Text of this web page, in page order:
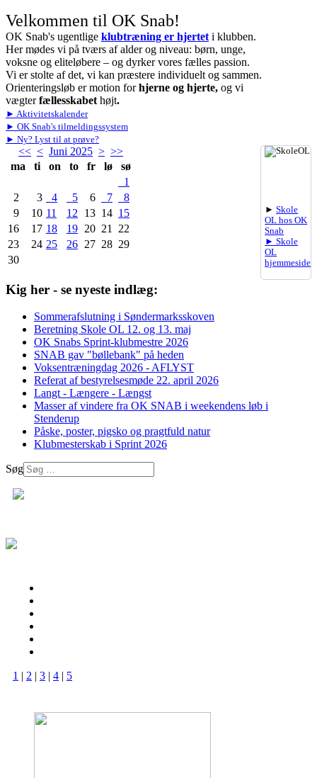
Velkommen til OK Snab!
OK Snab's ugentlige klubtræning er hjertet i klubben.
Her mødes vi på tværs af alder og niveau: børn, unge,
voksne og eliteløbere – og dyrker vores fælles passion.
Vi er stolte af det, vi kan præstere individuelt og sammen.
Orienteringsløb er motion forhjerne og hjerte, og vi
vægterfællesskabet højt.
► Aktivitetskalender
► OK Snab's tilmeldingssystem
► Ny? Lyst til at prøve?
►Skole
OL hos OK
Snab
► Skole
OL
hjemmeside
<< < Juni 2025 > >>
ma
ti on to fr lø
sø
1
2
3 4 5 6 7
8
9
10 11 12 13 14 15
16
17 18 19 20 21
22
23
24 25 26 27 28 29
30
Kig her - se nyeste indlæg:
Sommerafslutning i Søndermarksskoven
Beretning Skole OL 12. og 13. maj
OK Snabs Sprint-klubmestre 2026
SNAB gav "bøllebank" på heden
Voksentræningdag 2026 - AFLYST
Referat af bestyrelsesmøde 22. april 2026
Langt - Længere - Længst
Masser af vindere fra OK SNAB i weekendens løb i
Stenderup
Påske, poster, pigsko og pragtfuld natur
Klubmesterskab i Sprint 2026
Søg
1 | 2 | 3 | 4 | 5